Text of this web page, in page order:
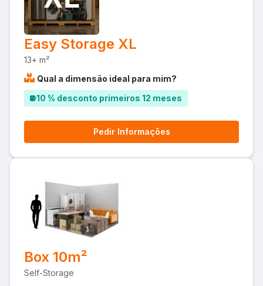
Easy Storage XL
13+ m²
Qual a dimensão ideal para mim?
10 % desconto primeiros 12 meses
Pedir Informações
Box 10m²
Self-Storage